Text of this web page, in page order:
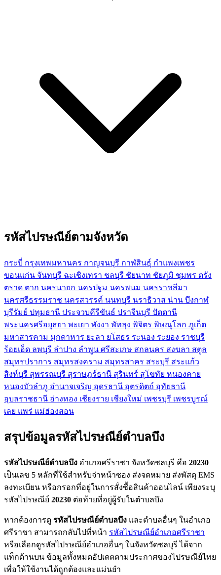
รหัสไปรษณีย์ตามจังหวัด
กระบี่ กรุงเทพมหานคร กาญจนบุรี กาฬสินธุ์ กำแพงเพชร
ขอนแก่น จันทบุรี ฉะเชิงเทรา ชลบุรี ชัยนาท ชัยภูมิ ชุมพร ตรัง
ตราด ตาก นครนายก นครปฐม นครพนม นครราชสีมา
นครศรีธรรมราช นครสวรรค์ นนทบุรี นราธิวาส น่าน บึงกาฬ
บุรีรัมย์ ปทุมธานี ประจวบคีรีขันธ์ ปราจีนบุรี ปัตตานี
พระนครศรีอยุธยา พะเยา พังงา พัทลุง พิจิตร พิษณุโลก ภูเก็ต
มหาสารคาม มุกดาหาร ยะลา ยโสธร ระนอง ระยอง ราชบุรี
ร้อยเอ็ด ลพบุรี ลำปาง ลำพูน ศรีสะเกษ สกลนคร สงขลา สตูล
สมุทรปราการ สมุทรสงคราม สมุทรสาคร สระบุรี สระแก้ว
สิงห์บุรี สุพรรณบุรี สุราษฎร์ธานี สุรินทร์ สุโขทัย หนองคาย
หนองบัวลำภู อำนาจเจริญ อุดรธานี อุตรดิตถ์ อุทัยธานี
อุบลราชธานี อ่างทอง เชียงราย เชียงใหม่ เพชรบุรี เพชรบูรณ์
เลย แพร่ แม่ฮ่องสอน
สรุปข้อมูลรหัสไปรษณีย์ตำบลบึง
รหัสไปรษณีย์ตำบลบึง อำเภอศรีราชา จังหวัดชลบุรี คือ 20230
เป็นเลข 5 หลักที่ใช้สำหรับจ่าหน้าซอง ส่งจดหมาย ส่งพัสดุ EMS
ลงทะเบียน หรือกรอกที่อยู่ในการสั่งซื้อสินค้าออนไลน์ เพียงระบุ
รหัสไปรษณีย์ 20230 ต่อท้ายที่อยู่ผู้รับในตำบลบึง
หากต้องการดู รหัสไปรษณีย์ตำบลบึง และตำบลอื่นๆ ในอำเภอ
ศรีราชา สามารถกลับไปที่หน้า รหัสไปรษณีย์อำเภอศรีราชา
หรือเลือกดูรหัสไปรษณีย์อำเภออื่นๆ ในจังหวัดชลบุรี ได้จาก
แท็กด้านบน ข้อมูลทั้งหมดอัปเดตตามประกาศของไปรษณีย์ไทย
เพื่อให้ใช้งานได้ถูกต้องและแม่นยำ